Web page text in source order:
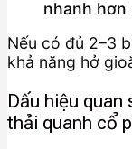
nhanh hơn
Nếu có đủ 2–3
khả năng hở
Dấu hiệu quan
thải quanh cổ